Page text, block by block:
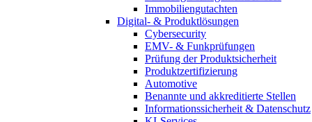
Immobiliengutachten
Digital- & Produktlösungen
Cybersecurity
EMV- & Funkprüfungen
Prüfung der Produktsicherheit
Produktzertifizierung
Automotive
Benannte und akkreditierte Stellen
Informationssicherheit & Datenschutz